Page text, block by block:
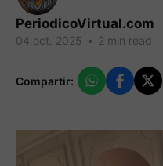
PeriodicoVirtual.com
04 oct. 2025 • 2 min read
Compartir: